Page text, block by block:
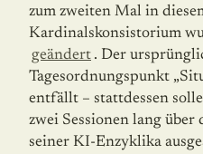
zum zweiten Mal in
Kardinalskonsistorium
geändert . Der
Tagesordnungspunkt
entfällt – stattdessen
zwei Sessionen lang über
seiner KI-Enzyklika